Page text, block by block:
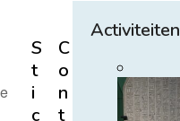
Activiteiten
S
t
i
c
C
o
n
t